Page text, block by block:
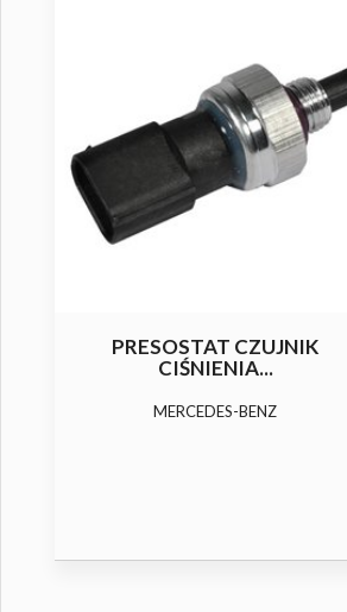
PRESOSTAT CZUJNIK
CIŚNIENIA...
MERCEDES-BENZ